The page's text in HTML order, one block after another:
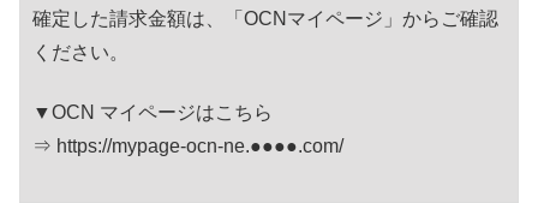
確定した請求金額は、「OCNマイページ」からご確認
ください。
▼OCN マイページはこちら
⇒ https://mypage-ocn-ne.●●●●.com/